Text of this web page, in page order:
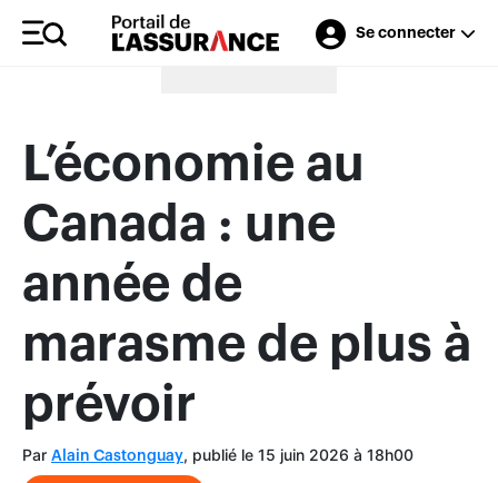
Se connecter
Merci à nos annonceurs
L’économie au
Canada : une
année de
marasme de plus à
prévoir
Par Alain Castonguay, publié le 15 juin 2026 à 18h00